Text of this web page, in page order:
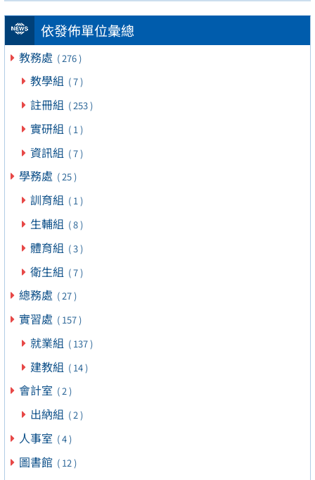
依發佈單位彙總
教務處 ( 276 )
教學組 ( 7 )
註冊組 ( 253 )
實研組 ( 1 )
資訊組 ( 7 )
學務處 ( 25 )
訓育組 ( 1 )
生輔組 ( 8 )
體育組 ( 3 )
衛生組 ( 7 )
總務處 ( 27 )
實習處 ( 157 )
就業組 ( 137 )
建教組 ( 14 )
會計室 ( 2 )
出納組 ( 2 )
人事室 ( 4 )
圖書館 ( 12 )